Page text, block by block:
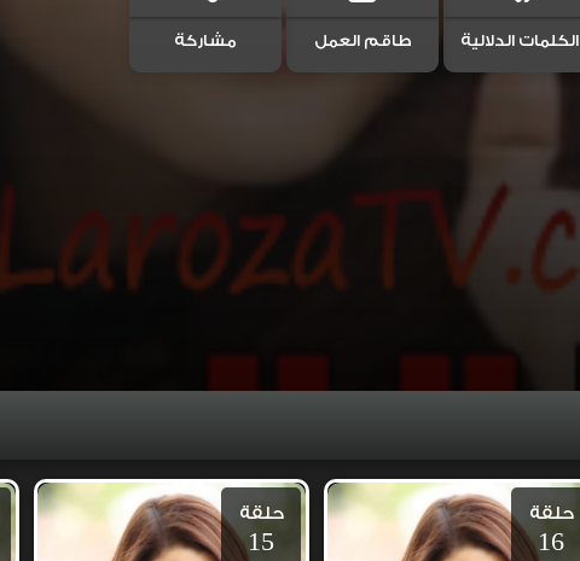
الكلمات الدلالية طاقم العمل مشاركة
حلقة
16
حلقة
15